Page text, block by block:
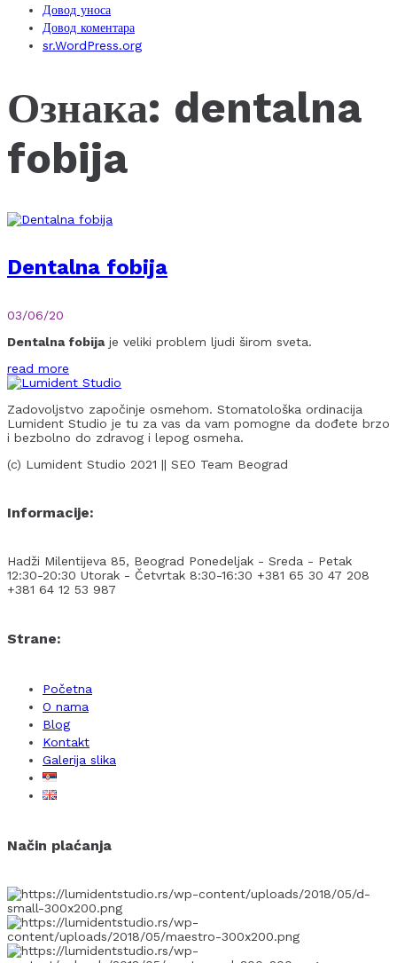
Довод уноса
Довод коментара
sr.WordPress.org
Ознака: dentalna
fobija
Dentalna fobija
03/06/20
Dentalna fobijaje veliki problem ljudi širom sveta.
read more
Zadovoljstvo započinje osmehom. Stomatološka ordinacija
Lumident Studio je tu za vas da vam pomogne da dođete brzo
i bezbolno do zdravog i lepog osmeha.
(c) Lumident Studio 2021 || SEO Team Beograd
Informacije:
Hadži Milentijeva 85, Beograd Ponedeljak - Sreda - Petak
12:30-20:30 Utorak - Četvrtak 8:30-16:30 +381 65 30 47 208
+381 64 12 53 987
Strane:
Početna
O nama
Blog
Kontakt
Galerija slika
Način plaćanja